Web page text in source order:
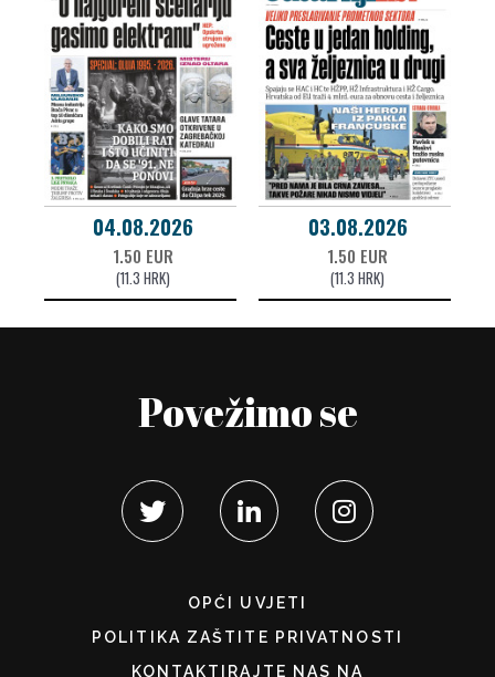
04.08.2026
1.50 EUR
(11.3 HRK)
03.08.2026
1.50 EUR
(11.3 HRK)
Povežimo se
OPĆI UVJETI
POLITIKA ZAŠTITE PRIVATNOSTI
KONTAKTIRAJTE NAS NA